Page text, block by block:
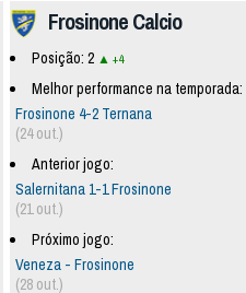
Frosinone Calcio
Posição: 2 +4
Melhor performance na temporada:
Frosinone 4-2 Ternana
(24 out.)
Anterior jogo:
Salernitana 1-1 Frosinone
(21 out.)
Próximo jogo:
Veneza - Frosinone
(28 out.)